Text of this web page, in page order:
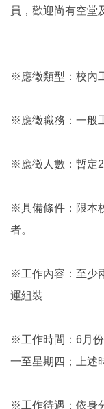
員，歡迎尚有空堂
※應徵類型：校內
※應徵職務：一般
※應徵人數：暫定
※具備條件：限本
者。
※工作內容：至少
運組裝
※工作時間：6月
一至星期四；上述
※工作待遇：依身